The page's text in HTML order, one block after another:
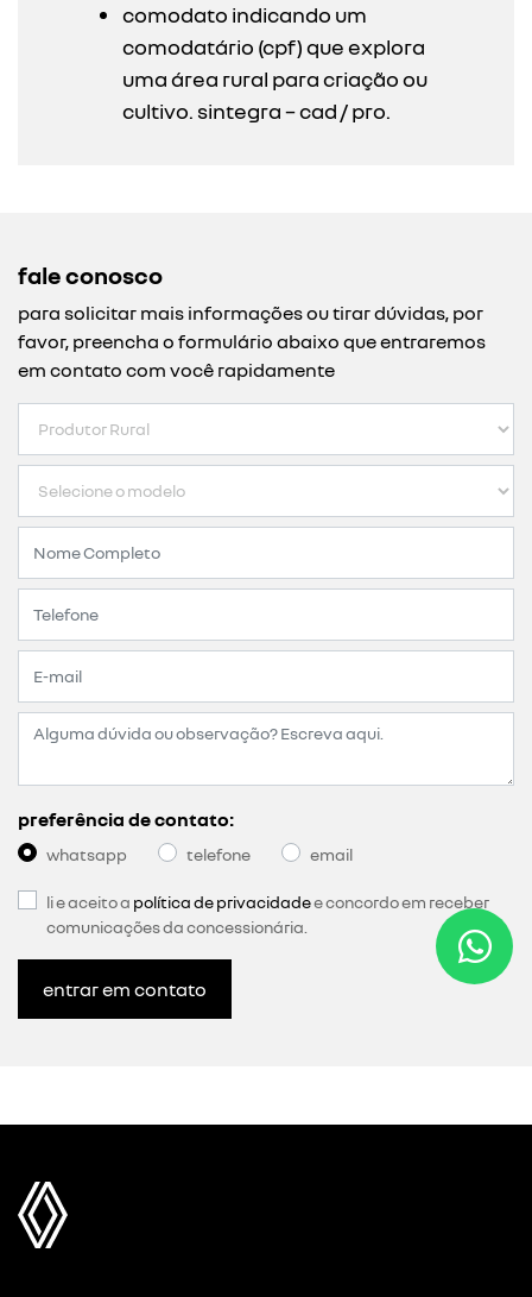
comodato indicando um
comodatário (cpf) que explora
uma área rural para criação ou
cultivo. sintegra – cad / pro.
fale conosco
para solicitar mais informações ou tirar dúvidas, por
favor, preencha o formulário abaixo que entraremos
em contato com você rapidamente
preferência de contato:
whatsapp telefone email
li e aceito a política de privacidadee concordo em receber
comunicações da concessionária.
entrar em contato